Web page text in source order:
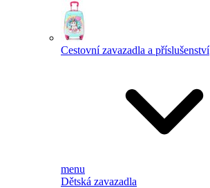
Cestovní zavazadla a příslušenství
menu
Dětská zavazadla